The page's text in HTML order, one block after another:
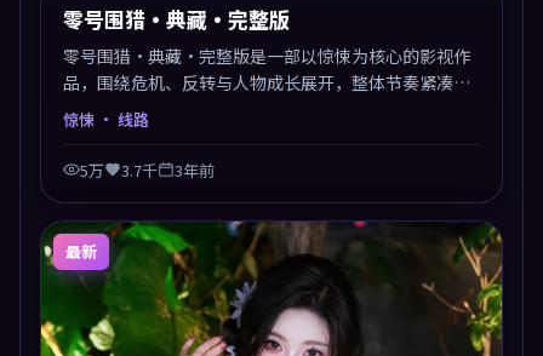
零号围猎·典藏·完整版
零号围猎·典藏·完整版是一部以惊悚为核心的影视作
品，围绕危机、反转与人物成长展开，整体节奏紧凑，
值得推荐观看。
惊悚 · 线路
5万 3.7千 3年前
最新